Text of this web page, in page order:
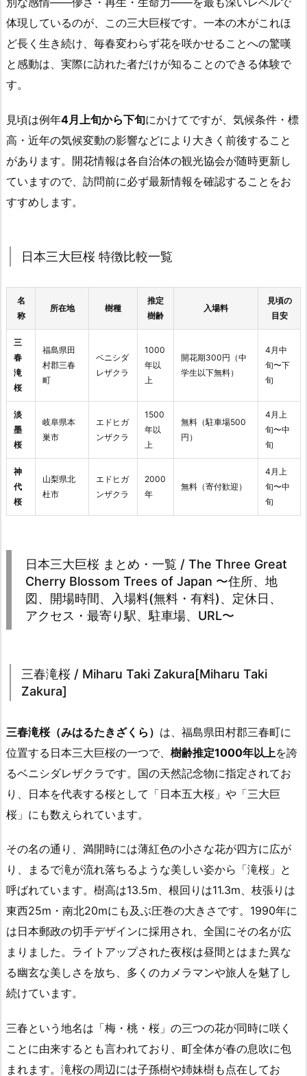
体現しているのが、この三大巨桜です。一本の木がこれほ
ど長く生き続け、毎春変わらず花を咲かせることへの驚嘆
と感動は、実際に訪れた者だけが知ることのできる体験で
す。
見頃は例年4月上旬から下旬にかけてですが、気候条件・標
高・近年の気候変動の影響などにより大きく前後すること
があります。開花情報は各自治体の観光協会が随時更新し
ていますので、訪問前に必ず最新情報を確認することをお
すすめします。
日本三大巨桜 特徴比較一覧
名
称
所在地 樹種
推定
樹齢
入場料
見頃の
目安
三
春
滝
桜
福島県田
村郡三春
町
ベニシダ
レザクラ
1000
年以
上
開花期300円（中
学生以下無料）
4月中
旬〜下
旬
淡
墨
桜
岐阜県本
巣市
エドヒガ
ンザクラ
1500
年以
上
無料（駐車場500
円）
4月上
旬〜中
旬
神
代
桜
山梨県北
杜市
エドヒガ
ンザクラ
2000
年
無料（寄付歓迎）
4月上
旬〜中
旬
日本三大巨桜 まとめ・一覧 / The Three Great
Cherry Blossom Trees of Japan 〜住所、地
図、開場時間、入場料(無料・有料)、定休日、
アクセス・最寄り駅、駐車場、URL〜
三春滝桜 / Miharu Taki Zakura[Miharu Taki
Zakura]
三春滝桜（みはるたきざくら） は、福島県田村郡三春町に
位置する日本三大巨桜の一つで、 樹齢推定1000年以上を誇
るベニシダレザクラです。国の天然記念物に指定されてお
り、日本を代表する桜として「日本五大桜」や「三大巨
桜」にも数えられています。
その名の通り、満開時には薄紅色の小さな花が四方に広が
り、まるで滝が流れ落ちるような美しい姿から「滝桜」と
呼ばれています。樹高は13.5m、根回りは11.3m、枝張りは
東西25m・南北20mにも及ぶ圧巻の大きさです。1990年に
は日本郵政の切手デザインに採用され、全国にその名が広
まりました。ライトアップされた夜桜は昼間とはまた異な
る幽玄な美しさを放ち、多くのカメラマンや旅人を魅了し
続けています。
三春という地名は「梅・桃・桜」の三つの花が同時に咲く
ことに由来するとも言われており、町全体が春の息吹に包
まれます。滝桜の周辺には子孫樹や姉妹樹も点在してお